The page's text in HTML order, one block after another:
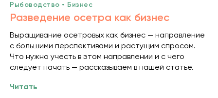
Рыбоводство • Бизнес
Разведение осетра как бизнес
Выращивание осетровых как бизнес — направление
с большими перспективами и растущим спросом.
Что нужно учесть в этом направлении и с чего
следует начать — рассказываем в нашей статье.
Читать